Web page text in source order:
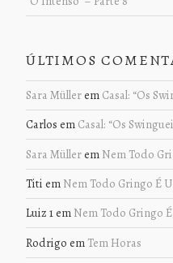
ÚLTIMOS
Sara Müllerem Casal: “Os
Carlos em Casal: “Os
Sara Müllerem Nem Todo
Titi em Nem Todo Gringo É
Luiz 1em Nem Todo Gringo
Rodrigo em Tem Horas